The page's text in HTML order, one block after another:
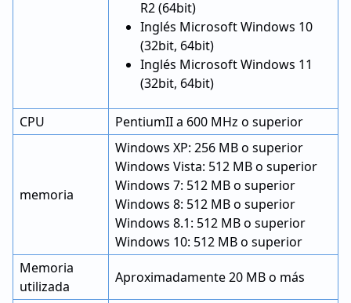
R2 (64bit)
Inglés Microsoft Windows 10
(32bit, 64bit)
Inglés Microsoft Windows 11
(32bit, 64bit)
CPU PentiumII a 600 MHz o superior
memoria
Windows XP: 256 MB o superior
Windows Vista: 512 MB o superior
Windows 7: 512 MB o superior
Windows 8: 512 MB o superior
Windows 8.1: 512 MB o superior
Windows 10: 512 MB o superior
Memoria
utilizada
Aproximadamente 20 MB o más